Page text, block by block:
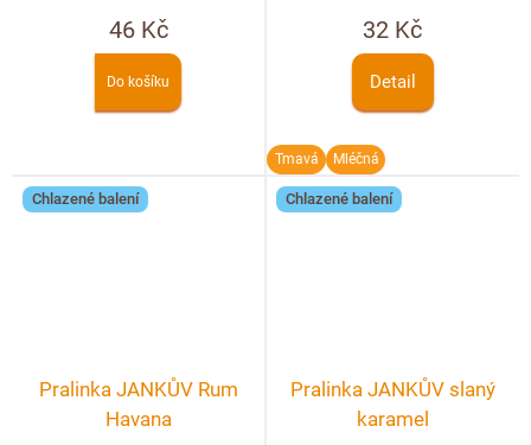
46 Kč
Do košíku
32 Kč
Detail
Tmavá Mléčná
Chlazené balení
Pralinka JANKŮV Rum
Havana
Chlazené balení
Pralinka JANKŮV slaný
karamel